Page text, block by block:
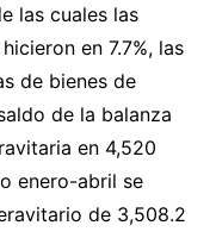
las cuales las
en 7.7%, las
de bienes de
de la balanza
en 4,520
enero-abril se
de 3,508.2